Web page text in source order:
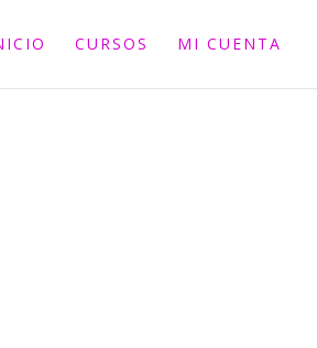
CURSOS MI CUENTA